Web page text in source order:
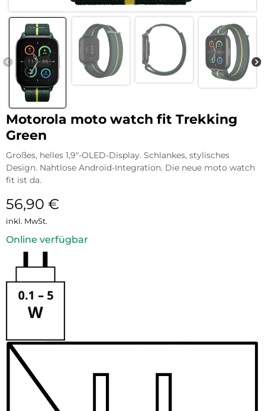
Motorola moto watch fit Trekking
Green
Großes, helles 1,9″-OLED-Display. Schlankes, stylisches
Design. Nahtlose Android-Integration. Die neue moto watch
fit ist da.
56,90 €
inkl. MwSt.
Online verfügbar